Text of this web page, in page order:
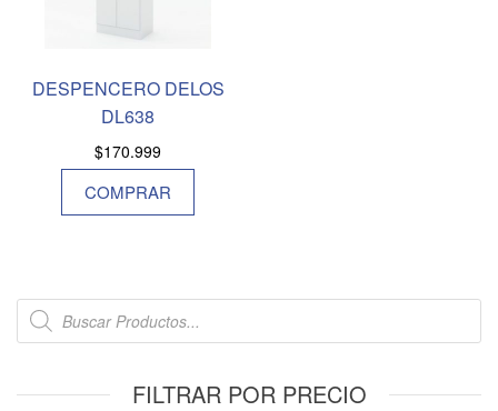
DESPENCERO DELOS
DL638
$170.999
COMPRAR
FILTRAR POR PRECIO